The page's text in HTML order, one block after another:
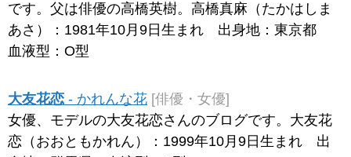
です。父は俳優の高橋英樹。高橋真麻（たかはしま
あさ）：1981年10月9日生まれ 出身地：東京都
血液型：O型
大友花恋 - かれんな花 [俳優・女優]
女優、モデルの大友花恋さんのブログです。大友花
恋（おおともかれん）：1999年10月9日生まれ 出